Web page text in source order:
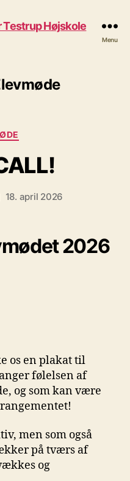
Menu
18. april 2026
2026
os en plakat til
følelsen af
og som kan være
men som også
på tværs af
og